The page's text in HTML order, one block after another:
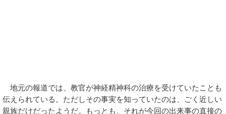
地元の報道では、教官が神経精神科の治療を受けていたことも
伝えられている。ただしその事実を知っていたのは、ごく近しい
親族だけだったようだ。もっとも、それが今回の出来事の直接の